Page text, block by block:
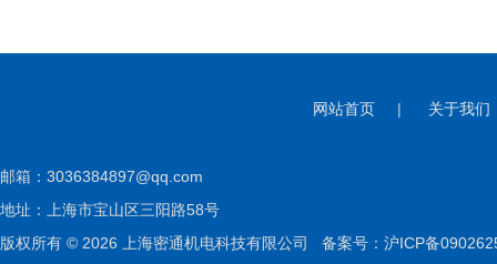
网站首页 | 关于我们
邮箱： 3036384897@qq.com
地址：上海市宝山区三阳路58号
版权所有 © 2026 上海密通机电科技有限公司 备案号：沪ICP备